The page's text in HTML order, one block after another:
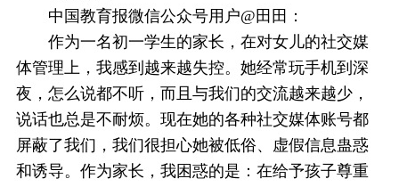
中国教育报微信公众号用户@田田：
作为一名初一学生的家长，在对女儿的社交媒
体管理上，我感到越来越失控。她经常玩手机到深
夜，怎么说都不听，而且与我们的交流越来越少，
说话也总是不耐烦。现在她的各种社交媒体账号都
屏蔽了我们，我们很担心她被低俗、虚假信息蛊惑
和诱导。作为家长，我困惑的是：在给予孩子尊重